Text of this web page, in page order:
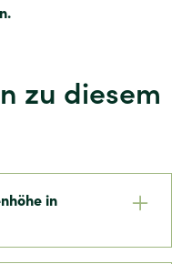
zu diesem
in